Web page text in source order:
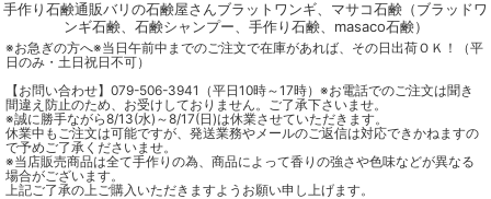
手作り石鹸通販バリの石鹸屋さんブラットワンギ、マサコ石鹸（ブラッドワ
ンギ石鹸、石鹸シャンプー、手作り石鹸、masaco石鹸）
※お急ぎの方へ※当日午前中までのご注文で在庫があれば、その日出荷ＯＫ！（平
日のみ・土日祝日不可）
【お問い合わせ】079-506-3941（平日10時～17時）※お電話でのご注文は聞き
間違え防止のため、お受けしておりません。ご了承下さいませ。
※誠に勝手ながら8/13(水)～8/17(日)は休業させていただきます。
休業中もご注文は可能ですが、発送業務やメールのご返信は対応できかねますの
で予めご了承くださいませ。
※当店販売商品は全て手作りの為、商品によって香りの強さや色味などが異なる
場合がございます。
上記ご了承の上ご購入いただきますようお願い申し上げます。